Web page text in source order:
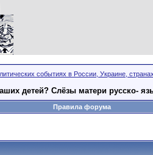
событиях в России, Украине,
детей? Слёзы матери русско-
Правила форума